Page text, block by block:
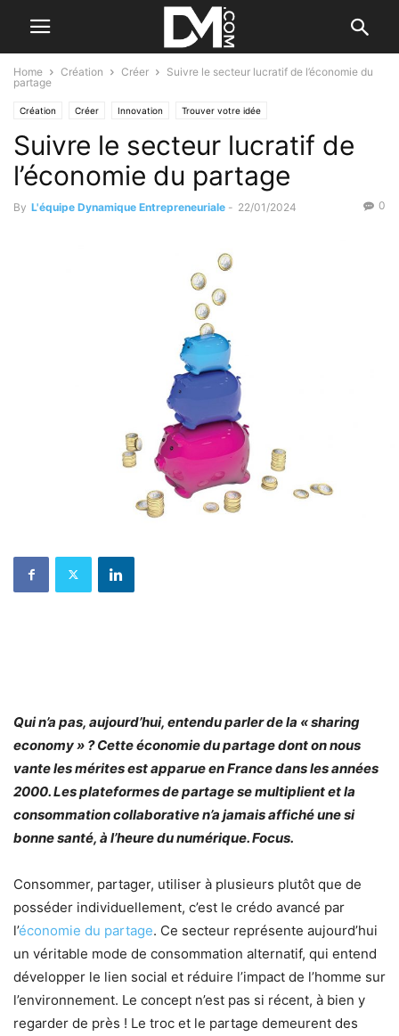
Home Création Créer
Suivre le secteur lucratif de l’économie du
partage
Création Créer Innovation Trouver votre idée
Suivre le secteur lucratif de
l’économie du partage
By L'équipe Dynamique Entrepreneuriale - 22/01/2024 0
Qui n’a pas, aujourd’hui, entendu parler de la « sharing
economy » ? Cette économie du partage dont on nous
vante les mérites est apparue en France dans les années
2000. Les plateformes de partage se multiplient et la
consommation collaborative n’a jamais affiché une si
bonne santé, à l’heure du numérique. Focus.
Consommer, partager, utiliser à plusieurs plutôt que de
posséder individuellement, c’est le crédo avancé par
l’économie du partage. Ce secteur représente aujourd’hui
un véritable mode de consommation alternatif, qui entend
développer le lien social et réduire l’impact de l’homme sur
l’environnement. Le concept n’est pas si récent, à bien y
regarder de près ! Le troc et le partage demeurent des